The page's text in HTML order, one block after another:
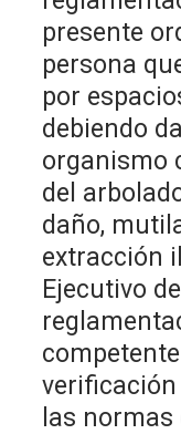
presente
persona
por
debiendo
organismo
del
daño,
extracción
Ejecutivo
las